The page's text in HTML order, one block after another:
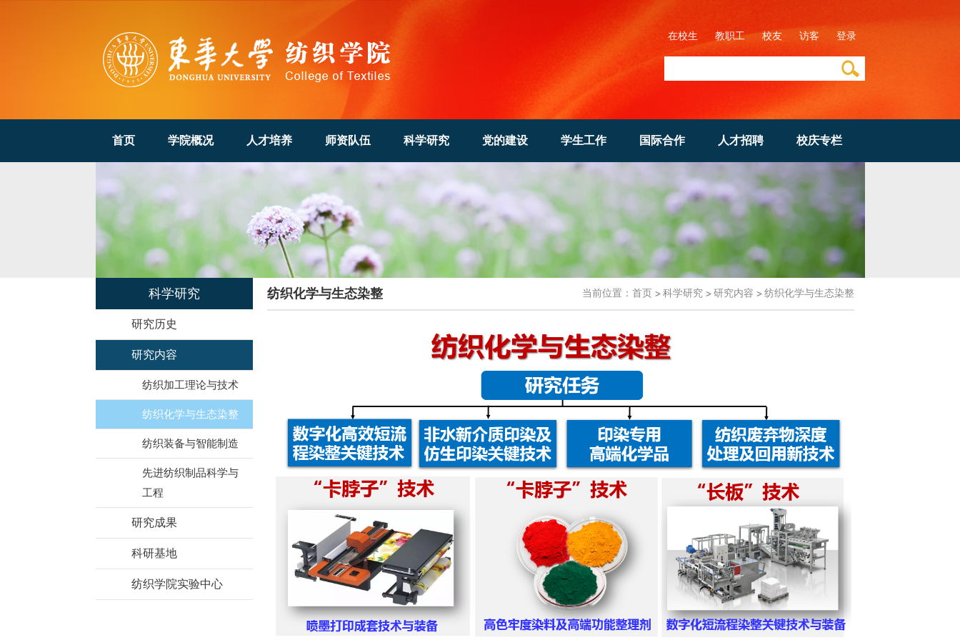
在校生 教职工 校友 访客 登录
首页 学院概况 人才培养 师资队伍 科学研究 党的建设 学生工作 国际合作 人才招聘 校庆专栏
科学研究
研究历史
研究内容
纺织加工理论与技术
纺织化学与生态染整
纺织装备与智能制造
先进纺织制品科学与
工程
研究成果
科研基地
纺织学院实验中心
纺织化学与生态染整 当前位置： 首页 科学研究 研究内容 纺织化学与生态染整